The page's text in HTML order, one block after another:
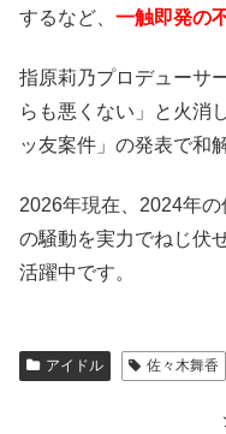
するなど、 一触即発の
指原莉乃プロデューサ
らも悪くない」と火消
ッ友案件」の発表で和
2026年現在、2024年
の騒動を実力でねじ伏せ
活躍中です。
アイドル 佐々木舞香